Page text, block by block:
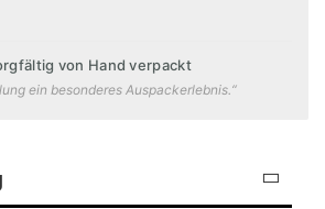
von Hand verpackt
ein besonderes Auspackerlebnis.“